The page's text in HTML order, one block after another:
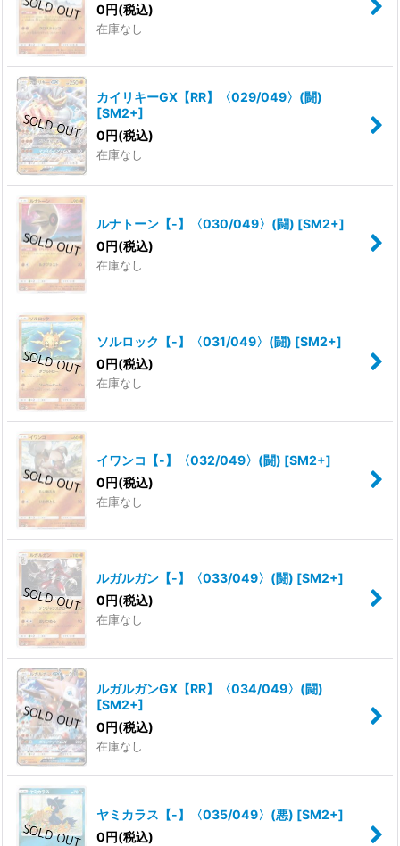
0円(税込)
在庫なし
カイリキーGX【RR】〈029/049〉(闘)
[SM2+]
0円(税込)
在庫なし
ルナトーン【-】〈030/049〉(闘) [SM2+]
0円(税込)
在庫なし
ソルロック【-】〈031/049〉(闘) [SM2+]
0円(税込)
在庫なし
イワンコ【-】〈032/049〉(闘) [SM2+]
0円(税込)
在庫なし
ルガルガン【-】〈033/049〉(闘) [SM2+]
0円(税込)
在庫なし
ルガルガンGX【RR】〈034/049〉(闘)
[SM2+]
0円(税込)
在庫なし
ヤミカラス【-】〈035/049〉(悪) [SM2+]
0円(税込)